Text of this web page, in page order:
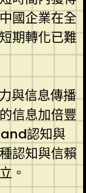
國企業在全
期轉化已難
與信息傳播
信息加倍豐
認知與
認知與信賴
。